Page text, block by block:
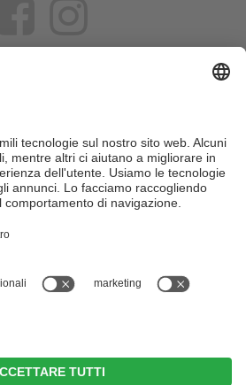
di viaggio per chi desidera vivere il
– con consigli autentici, alloggi e
su misura.
e il costante aggiornamento dei
si prega di verificare chiedendo
IVA IT02365710215